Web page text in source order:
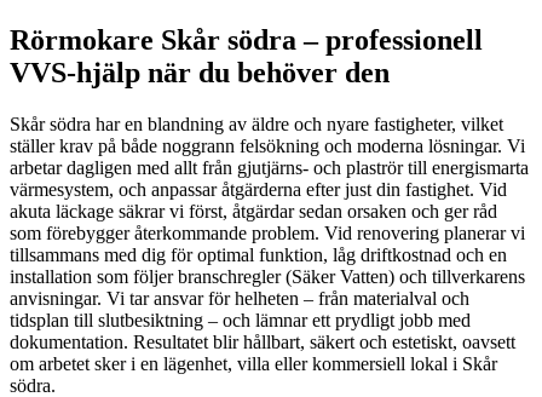
Rörmokare Skår södra – professionell
VVS-hjälp när du behöver den
Skår södra har en blandning av äldre och nyare fastigheter, vilket
ställer krav på både noggrann felsökning och moderna lösningar. Vi
arbetar dagligen med allt från gjutjärns- och plaströr till energismarta
värmesystem, och anpassar åtgärderna efter just din fastighet. Vid
akuta läckage säkrar vi först, åtgärdar sedan orsaken och ger råd
som förebygger återkommande problem. Vid renovering planerar vi
tillsammans med dig för optimal funktion, låg driftkostnad och en
installation som följer branschregler (Säker Vatten) och tillverkarens
anvisningar. Vi tar ansvar för helheten – från materialval och
tidsplan till slutbesiktning – och lämnar ett prydligt jobb med
dokumentation. Resultatet blir hållbart, säkert och estetiskt, oavsett
om arbetet sker i en lägenhet, villa eller kommersiell lokal i Skår
södra.